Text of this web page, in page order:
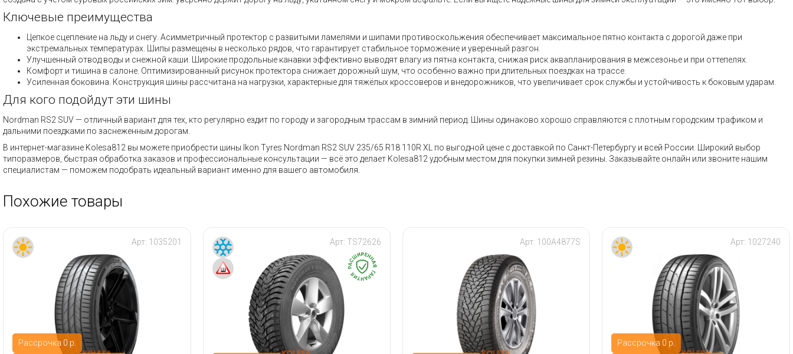
Ключевые преимущества
Цепкое сцепление на льду и снегу. Асимметричный протектор с развитыми ламелями и шипами противоскольжения обеспечивает максимальное пятно контакта с дорогой даже при
экстремальных температурах. Шипы размещены в несколько рядов, что гарантирует стабильное торможение и уверенный разгон.
Улучшенный отвод воды и снежной каши. Широкие продольные канавки эффективно выводят влагу из пятна контакта, снижая риск аквапланирования в межсезонье и при оттепелях.
Комфорт и тишина в салоне. Оптимизированный рисунок протектора снижает дорожный шум, что особенно важно при длительных поездках на трассе.
Усиленная боковина. Конструкция шины рассчитана на нагрузки, характерные для тяжёлых кроссоверов и внедорожников, что увеличивает срок службы и устойчивость к боковым ударам.
Для кого подойдут эти шины
Nordman RS2 SUV — отличный вариант для тех, кто регулярно ездит по городу и загородным трассам в зимний период. Шины одинаково хорошо справляются с плотным городским трафиком и
дальними поездками по заснеженным дорогам.
В интернет-магазине Kolesa812 вы можете приобрести шины Ikon Tyres Nordman RS2 SUV 235/65 R18 110R XL по выгодной цене с доставкой по Санкт-Петербургу и всей России. Широкий выбор
типоразмеров, быстрая обработка заказов и профессиональные консультации — всё это делает Kolesa812 удобным местом для покупки зимней резины. Заказывайте онлайн или звоните нашим
специалистам — поможем подобрать идеальный вариант именно для вашего автомобиля.
Похожие товары
Рассрочка 0 р.
Арт: 1035201 Арт: TS72626 Арт: 100A4877S
Рассрочка 0 р.
Арт: 1027240